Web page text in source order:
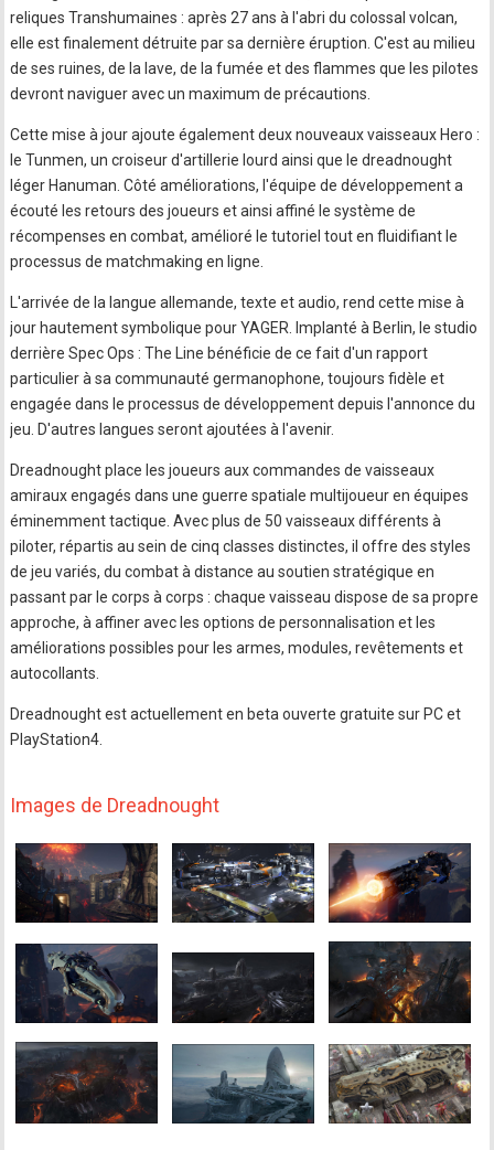
reliques Transhumaines : après 27 ans à l'abri du colossal volcan,
elle est finalement détruite par sa dernière éruption. C'est au milieu
de ses ruines, de la lave, de la fumée et des flammes que les pilotes
devront naviguer avec un maximum de précautions.
Cette mise à jour ajoute également deux nouveaux vaisseaux Hero :
le Tunmen, un croiseur d'artillerie lourd ainsi que le dreadnought
léger Hanuman. Côté améliorations, l'équipe de développement a
écouté les retours des joueurs et ainsi affiné le système de
récompenses en combat, amélioré le tutoriel tout en fluidifiant le
processus de matchmaking en ligne.
L'arrivée de la langue allemande, texte et audio, rend cette mise à
jour hautement symbolique pour YAGER. Implanté à Berlin, le studio
derrière Spec Ops : The Line bénéficie de ce fait d'un rapport
particulier à sa communauté germanophone, toujours fidèle et
engagée dans le processus de développement depuis l'annonce du
jeu. D'autres langues seront ajoutées à l'avenir.
Dreadnought place les joueurs aux commandes de vaisseaux
amiraux engagés dans une guerre spatiale multijoueur en équipes
éminemment tactique. Avec plus de 50 vaisseaux différents à
piloter, répartis au sein de cinq classes distinctes, il offre des styles
de jeu variés, du combat à distance au soutien stratégique en
passant par le corps à corps : chaque vaisseau dispose de sa propre
approche, à affiner avec les options de personnalisation et les
améliorations possibles pour les armes, modules, revêtements et
autocollants.
Dreadnought est actuellement en beta ouverte gratuite sur PC et
PlayStation4.
Images de Dreadnought